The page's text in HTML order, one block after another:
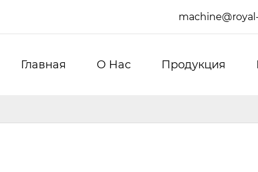
Главная О Hас Продукция